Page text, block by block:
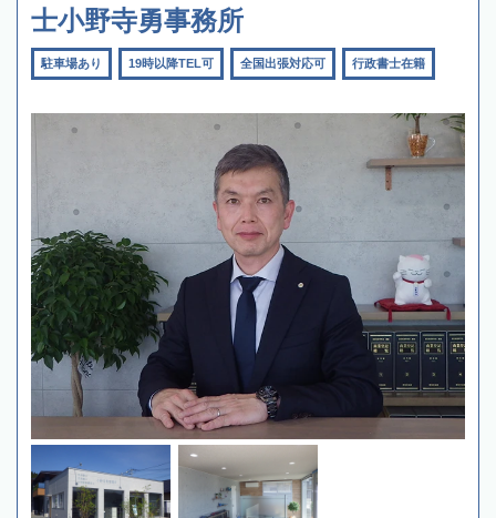
士小野寺勇事務所
駐車場あり 19時以降TEL可 全国出張対応可 行政書士在籍